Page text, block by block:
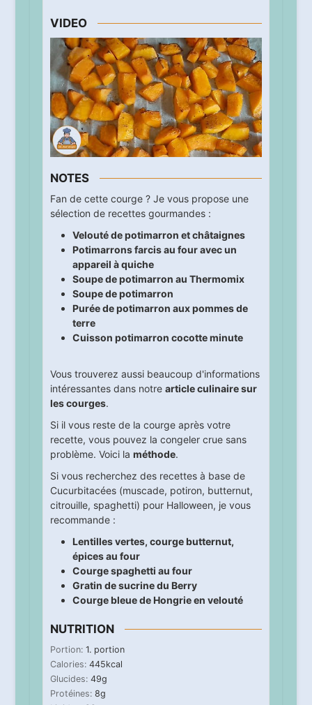
VIDEO
NOTES
Fan de cette courge ? Je vous propose une
sélection de recettes gourmandes :
Velouté de potimarron et châtaignes
Potimarrons farcis au four avec un
appareil à quiche
Soupe de potimarron au Thermomix
Soupe de potimarron
Purée de potimarron aux pommes de
terre
Cuisson potimarron cocotte minute
Vous trouverez aussi beaucoup d'informations
intéressantes dans notre article culinaire sur
les courges.
Si il vous reste de la courge après votre
recette, vous pouvez la congeler crue sans
problème. Voici la méthode.
Si vous recherchez des recettes à base de
Cucurbitacées (muscade, potiron, butternut,
citrouille, spaghetti) pour Halloween, je vous
recommande :
Lentilles vertes, courge butternut,
épices au four
Courge spaghetti au four
Gratin de sucrine du Berry
Courge bleue de Hongrie en velouté
NUTRITION
Portion: 1. portion
Calories: 445kcal
Glucides: 49g
Protéines: 8g